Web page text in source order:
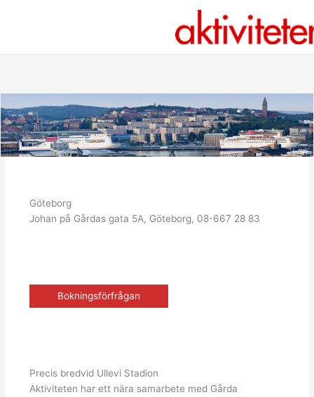
Göteborg
Johan på Gårdas gata 5A, Göteborg, 08-667 28 83
Bokningsförfrågan
Precis bredvid Ullevi Stadion
Aktiviteten har ett nära samarbete med Gårda